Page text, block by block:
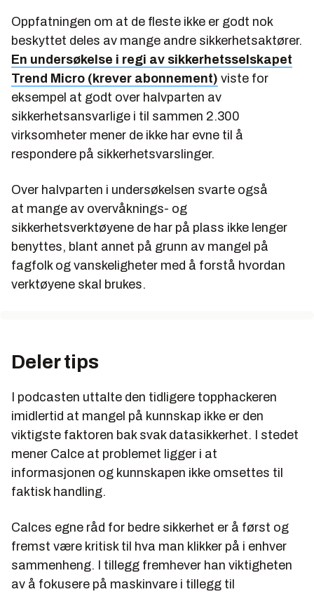
Oppfatningen om at de fleste ikke er godt nok
beskyttet deles av mange andre sikkerhetsaktører.
En undersøkelse i regi av sikkerhetsselskapet
Trend Micro (krever abonnement) viste for
eksempel at godt over halvparten av
sikkerhetsansvarlige i til sammen 2.300
virksomheter mener de ikke har evne til å
respondere på sikkerhetsvarslinger.
Over halvparten i undersøkelsen svarte også
at mange av overvåknings- og
sikkerhetsverktøyene de har på plass ikke lenger
benyttes, blant annet på grunn av mangel på
fagfolk og vanskeligheter med å forstå hvordan
verktøyene skal brukes.
Deler tips
I podcasten uttalte den tidligere topphackeren
imidlertid at mangel på kunnskap ikke er den
viktigste faktoren bak svak datasikkerhet. I stedet
mener Calce at problemet ligger i at
informasjonen og kunnskapen ikke omsettes til
faktisk handling.
Calces egne råd for bedre sikkerhet er å først og
fremst være kritisk til hva man klikker på i enhver
sammenheng. I tillegg fremhever han viktigheten
av å fokusere på maskinvare i tillegg til